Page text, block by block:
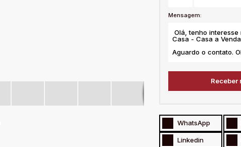
Mensagem:
WhatsApp
Linkedin